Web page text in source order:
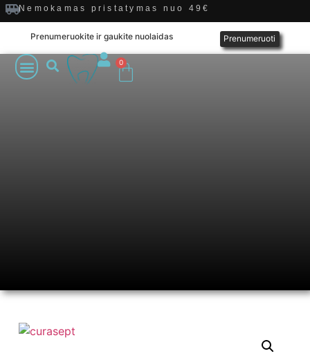
Nemokamas pristatymas nuo 49€
Prenumeruokite ir gaukite nuolaidas Prenumeruoti
0